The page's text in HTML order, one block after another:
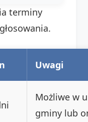
terminy
Uwagi
Możliwe w
gminy lub